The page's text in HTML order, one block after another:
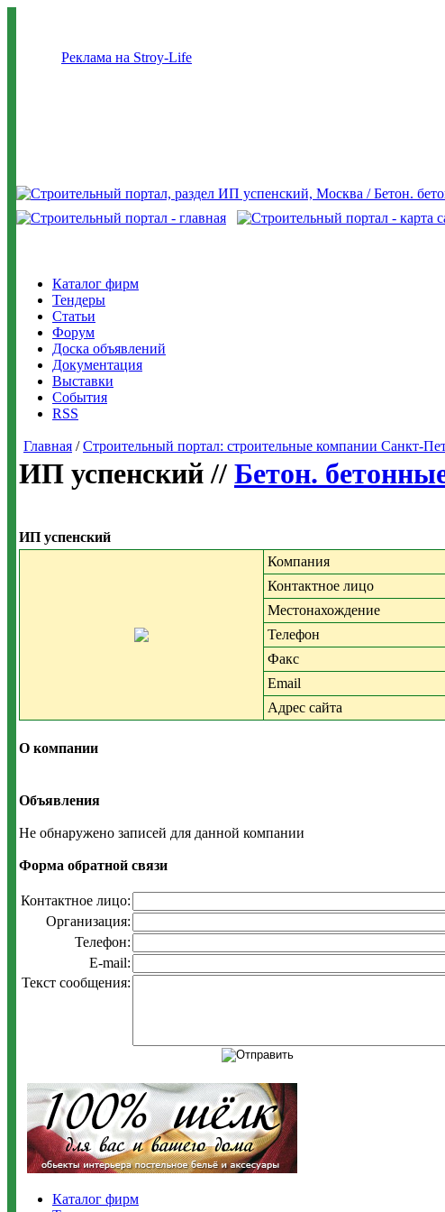
Реклама на Stroy-Life
Каталог фирм
Тендеры
Статьи
Форум
Доска объявлений
Документация
Выставки
События
RSS
Главная /Строительный портал: строительные компании Санкт-
ИП успенский // Бетон.
ИП успенский
Компания
Контактное лицо
Местонахождение
Телефон
Факс
Email
Адрес сайта
О компании
Объявления
Не обнаружено записей для данной компании
Форма обратной связи
Контактное лицо:
Организация:
Телефон:
E-mail:
Текст сообщения:
Каталог фирм